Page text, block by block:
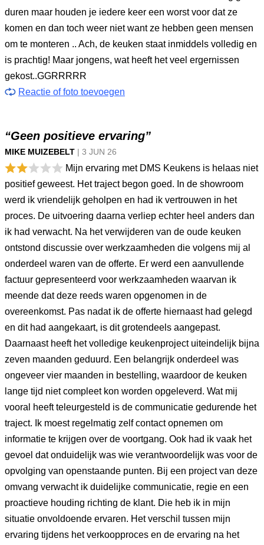
duren maar houden je iedere keer een worst voor dat ze
komen en dan toch weer niet want ze hebben geen mensen
om te monteren .. Ach, de keuken staat inmiddels volledig en
is prachtig! Maar jongens, wat heeft het veel ergernissen
gekost..GGRRRRR
Reactie of foto toevoegen
“Geen positieve ervaring”
MIKE MUIZEBELT | 3 JUN 26
Mijn ervaring met DMS Keukens is helaas niet
positief geweest. Het traject begon goed. In de showroom
werd ik vriendelijk geholpen en had ik vertrouwen in het
proces. De uitvoering daarna verliep echter heel anders dan
ik had verwacht. Na het verwijderen van de oude keuken
ontstond discussie over werkzaamheden die volgens mij al
onderdeel waren van de offerte. Er werd een aanvullende
factuur gepresenteerd voor werkzaamheden waarvan ik
meende dat deze reeds waren opgenomen in de
overeenkomst. Pas nadat ik de offerte hiernaast had gelegd
en dit had aangekaart, is dit grotendeels aangepast.
Daarnaast heeft het volledige keukenproject uiteindelijk bijna
zeven maanden geduurd. Een belangrijk onderdeel was
ongeveer vier maanden in bestelling, waardoor de keuken
lange tijd niet compleet kon worden opgeleverd. Wat mij
vooral heeft teleurgesteld is de communicatie gedurende het
traject. Ik moest regelmatig zelf contact opnemen om
informatie te krijgen over de voortgang. Ook had ik vaak het
gevoel dat onduidelijk was wie verantwoordelijk was voor de
opvolging van openstaande punten. Bij een project van deze
omvang verwacht ik duidelijke communicatie, regie en een
proactieve houding richting de klant. Die heb ik in mijn
situatie onvoldoende ervaren. Het verschil tussen mijn
ervaring tijdens het verkoopproces en de ervaring na het